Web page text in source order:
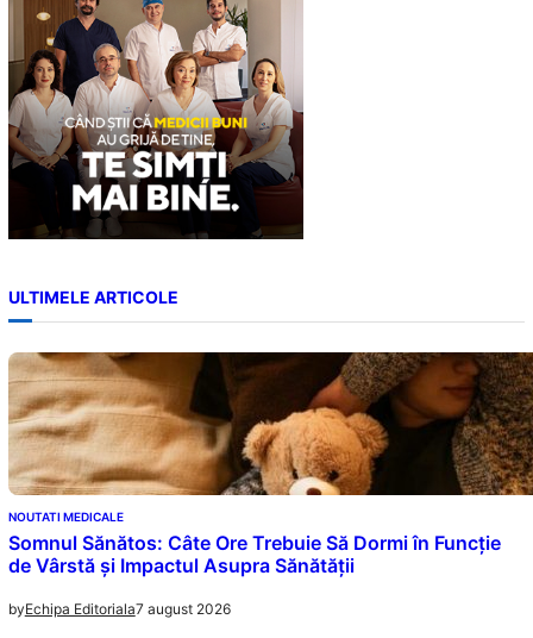
ULTIMELE ARTICOLE
NOUTATI MEDICALE
Somnul Sănătos: Câte Ore Trebuie Să Dormi în Funcție
de Vârstă și Impactul Asupra Sănătății
byEchipa Editoriala7 august 2026